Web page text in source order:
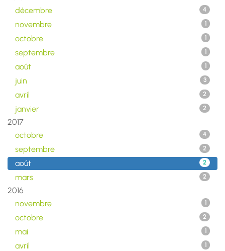
décembre
4
novembre 1
octobre 1
septembre 1
août 1
juin 3
avril 2
janvier 2
2017
octobre
4
septembre 2
août 2
mars 2
2016
novembre
1
octobre 2
mai 1
avril 1